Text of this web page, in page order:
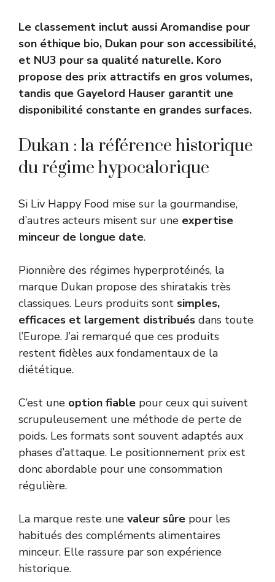
Le classement inclut aussi Aromandise pour
son éthique bio, Dukan pour son accessibilité,
et NU3 pour sa qualité naturelle. Koro
propose des prix attractifs en gros volumes,
tandis que Gayelord Hauser garantit une
disponibilité constante en grandes surfaces.
Dukan : la référence historique
du régime hypocalorique
Si Liv Happy Food mise sur la gourmandise,
d’autres acteurs misent sur une expertise
minceur de longue date.
Pionnière des régimes hyperprotéinés, la
marque Dukan propose des shiratakis très
classiques. Leurs produits sont simples,
efficaces et largement distribués dans toute
l’Europe. J’ai remarqué que ces produits
restent fidèles aux fondamentaux de la
diététique.
C’est une option fiable pour ceux qui suivent
scrupuleusement une méthode de perte de
poids. Les formats sont souvent adaptés aux
phases d’attaque. Le positionnement prix est
donc abordable pour une consommation
régulière.
La marque reste une valeur sûre pour les
habitués des compléments alimentaires
minceur. Elle rassure par son expérience
historique.